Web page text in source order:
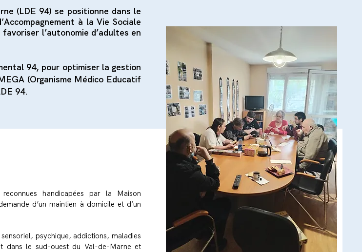
handicapées par la Maison
d’un maintien à domicile et d’un
psychique, addictions, maladies
dans le sud-ouest du Val-de-Marne et
(LDE 94) se positionne dans le
à la Vie Sociale
l’autonomie d’adultes en
94, pour optimiser la gestion
(Organisme Médico Educatif
94.